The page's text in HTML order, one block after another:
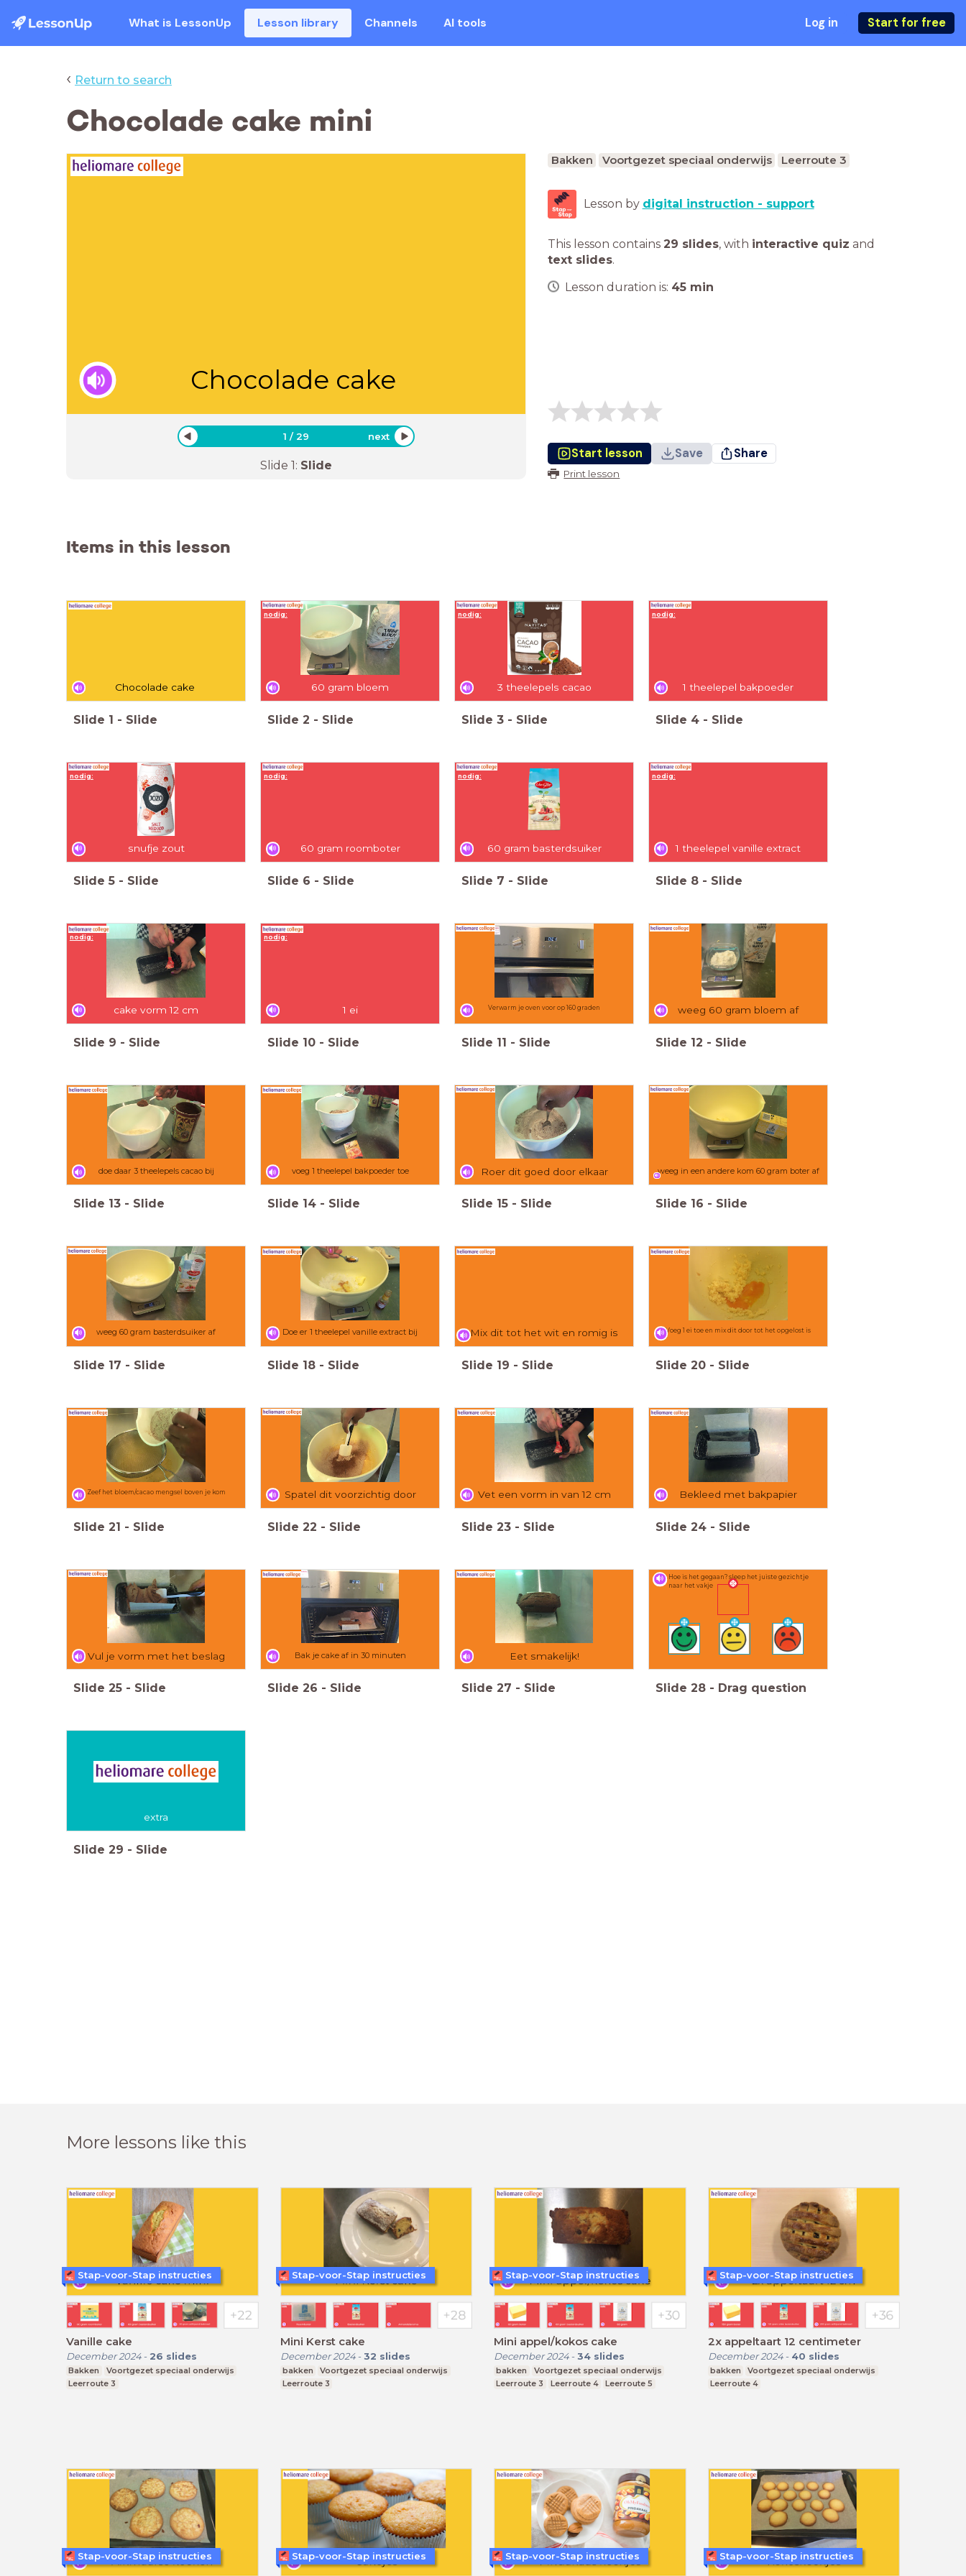
What is LessonUp Lesson library Channels AI tools Log in Start for free
‹ Return to search
Chocolade cake mini
Chocolade cake
1 /29 next
Slide 1: Slide
Bakken Voortgezet speciaal onderwijs Leerroute 3
Lesson by digital instruction - support
This lesson contains 29 slides, with interactive quiz and
text slides.
Lesson duration is: 45 min
Start lesson Save Share
Print lesson
Items in this lesson
Chocolade cake
Slide 1 - Slide
60 gram bloem
nodig:
Slide 2 - Slide
3 theelepels cacao
nodig:
Slide 3 - Slide
1 theelepel bakpoeder
nodig:
Slide 4 - Slide
snufje zout
nodig:
Slide 5 - Slide
60 gram roomboter
nodig:
Slide 6 - Slide
60 gram basterdsuiker
nodig:
Slide 7 - Slide
1 theelepel vanille extract
nodig:
Slide 8 - Slide
cake vorm 12 cm
nodig:
Slide 9 - Slide
1 ei
nodig:
Slide 10 - Slide
Verwarm je oven voor op 160 graden
Slide 11 - Slide
weeg 60 gram bloem af
Slide 12 - Slide
doe daar 3 theelepels cacao bij
Slide 13 - Slide
voeg 1 theelepel bakpoeder toe
Slide 14 - Slide
Roer dit goed door elkaar
Slide 15 - Slide
weeg in een andere kom 60 gram boter af
Slide 16 - Slide
weeg 60 gram basterdsuiker af
Slide 17 - Slide
Doe er 1 theelepel vanille extract bij
Slide 18 - Slide
Mix dit tot het wit en romig is
Slide 19 - Slide
Voeg 1 ei toe en mix dit door tot het opgelost is
Slide 20 - Slide
Zeef het bloem/cacao mengsel boven je kom
Slide 21 - Slide
Spatel dit voorzichtig door
Slide 22 - Slide
Vet een vorm in van 12 cm
Slide 23 - Slide
Bekleed met bakpapier
Slide 24 - Slide
Vul je vorm met het beslag
Slide 25 - Slide
Bak je cake af in 30 minuten
Slide 26 - Slide
Eet smakelijk!
Slide 27 - Slide
Hoe is het gegaan? sleep het juiste gezichtje
naar het vakje
Slide 28 - Drag question
extra
Slide 29 - Slide
More lessons like this
Vanille cake
December 2024- 26 slides
Bakken
Voortgezet speciaal onderwijs
Leerroute 3
Stap-voor-Stap instructies
Mini Kerst cake
December 2024- 32 slides
bakken
Voortgezet speciaal onderwijs
Leerroute 3
Stap-voor-Stap instructies
Mini appel/kokos cake
December 2024- 34 slides
bakken
Voortgezet speciaal onderwijs
Leerroute 3
Leerroute 4 Leerroute 5
Stap-voor-Stap instructies
2x appeltaart 12 centimeter
December 2024- 40 slides
bakken
Voortgezet speciaal onderwijs
Leerroute 4
Stap-voor-Stap instructies
Stap-voor-Stap instructies Stap-voor-Stap instructies Stap-voor-Stap instructies Stap-voor-Stap instructies